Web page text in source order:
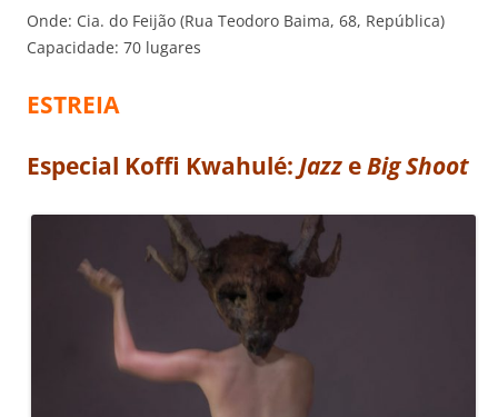
Onde: Cia. do Feijão (Rua Teodoro Baima, 68, República)
Capacidade: 70 lugares
ESTREIA
Especial Koffi Kwahulé: Jazz eBig Shoot